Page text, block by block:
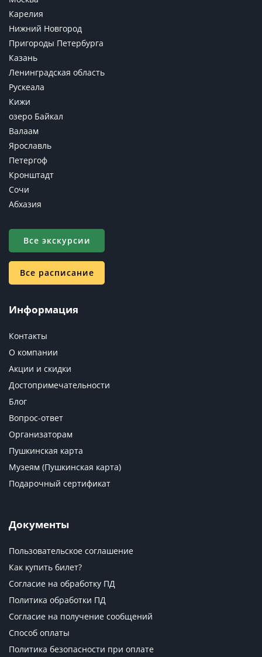
Карелия
Нижний Новгород
Пригороды Петербурга
Казань
Ленинградская область
Рускеала
Кижи
озеро Байкал
Валаам
Ярославль
Петергоф
Кронштадт
Сочи
Абхазия
Все экскурсии
Все расписание
Информация
Контакты
О компании
Акции и скидки
Достопримечательности
Блог
Вопрос-ответ
Организаторам
Пушкинская карта
Музеям (Пушкинская карта)
Подарочный сертификат
Документы
Пользовательское соглашение
Как купить билет?
Согласие на обработку ПД
Политика обработки ПД
Согласие на получение сообщений
Способ оплаты
Политика безопасности при оплате